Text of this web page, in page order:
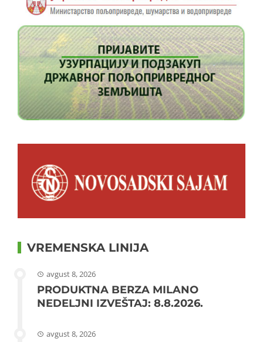
VREMENSKA LINIJA
avgust 8, 2026
PRODUKTNA BERZA MILANO
NEDELJNI IZVEŠTAJ: 8.8.2026.
avgust 8, 2026